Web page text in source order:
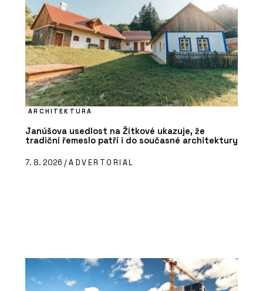
ARCHITEKTURA
Janúšova usedlost na Žítkové ukazuje, že
tradiční řemeslo patří i do současné architektury
7. 8. 2026 /ADVERTORIAL